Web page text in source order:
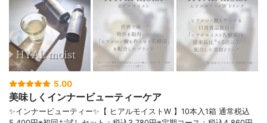
5.00
美味しくインナービューティーケア
✨インナービューティー✨【 ヒアルモイストW 】10本入1箱 通常税込